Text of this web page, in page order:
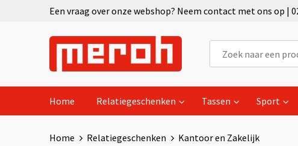
Een vraag over onze webshop? Neem contact met ons op |
Home Relatiegeschenken Tassen Sport
Home Relatiegeschenken Kantoor en Zakelijk